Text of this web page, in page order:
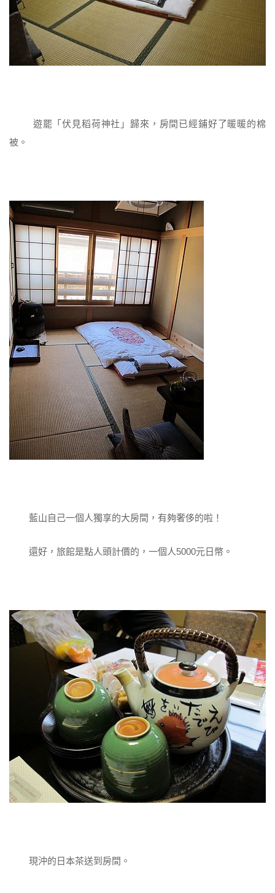
遊罷「伏見稻荷神社」歸來，房間已經鋪好了暖暖的棉
被。
藍山自己一個人獨享的大房間，有夠奢侈的啦！
還好，旅館是點人頭計價的，一個人5000元日幣。
現沖的日本茶送到房間。